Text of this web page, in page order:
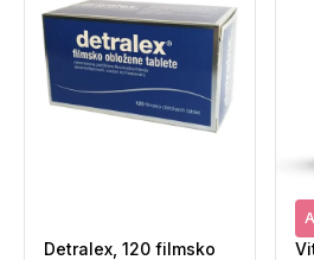
Detralex, 120 filmsko